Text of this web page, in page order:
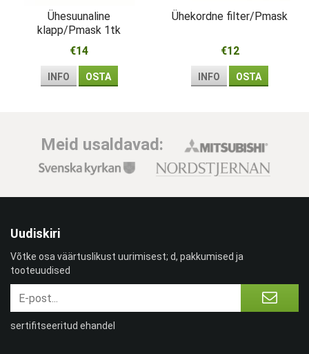
Ühesuunaline
klapp/Pmask 1tk
€14
INFO OSTA
Ühekordne filter/Pmask
€12
INFO OSTA
Meid usaldavad:
Uudiskiri
Võtke osa väärtuslikust uurimisest; d, pakkumised ja
tooteuudised
sertifitseeritud ehandel